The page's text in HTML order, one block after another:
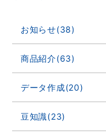
お知らせ(38)
商品紹介(63)
データ作成(20)
豆知識(23)